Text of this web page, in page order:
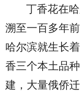
丁香花在
溯至一百多年
哈尔滨就生长
香三个本土品
建，大量俄侨